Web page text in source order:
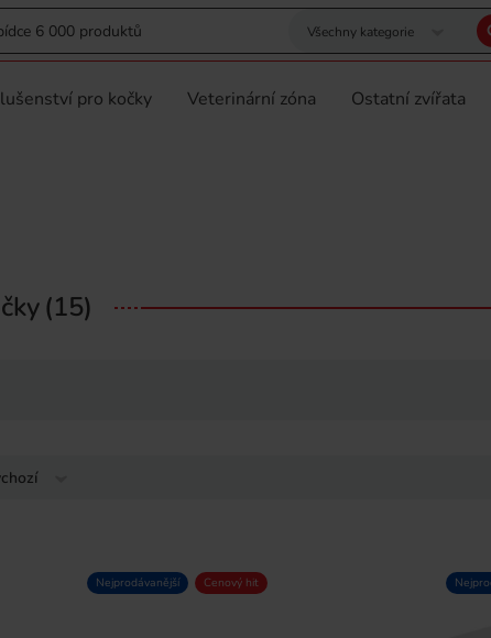
Všechny kategorie
pro kočky Veterinární zóna Ostatní zvířata
(15)
Nejprodávanější Cenový hit